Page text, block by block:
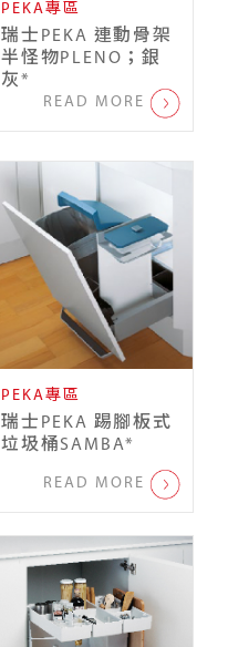
PEKA專區
瑞士PEKA 連動骨架
半怪物PLENO；銀
灰*
READ MORE
PEKA專區
瑞士PEKA 踢腳板式
垃圾桶SAMBA*
READ MORE